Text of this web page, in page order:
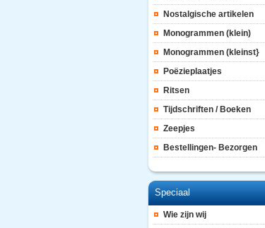
Nostalgische artikelen
Monogrammen (klein)
Monogrammen (kleinst}
Poëzieplaatjes
Ritsen
Tijdschriften / Boeken
Zeepjes
Bestellingen- Bezorgen
Speciaal
Wie zijn wij